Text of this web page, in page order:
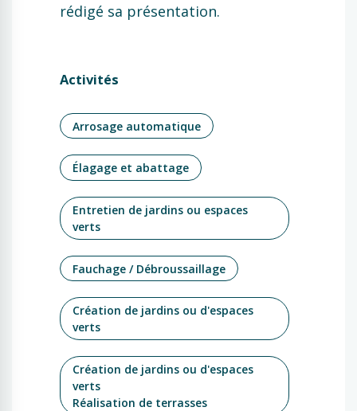
rédigé sa présentation.
Activités
Arrosage automatique
Élagage et abattage
Entretien de jardins ou espaces
verts
Fauchage / Débroussaillage
Création de jardins ou d'espaces
verts
Création de jardins ou d'espaces
verts
Réalisation de terrasses